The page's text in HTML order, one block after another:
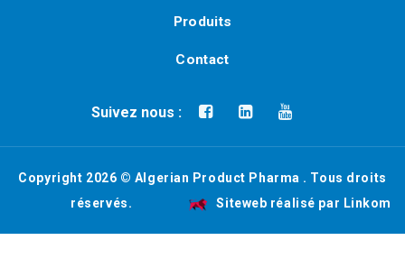
Produits
Contact
Suivez nous :
Copyright 2026 © Algerian Product Pharma . Tous droits
réservés.
Siteweb réalisé par Linkom